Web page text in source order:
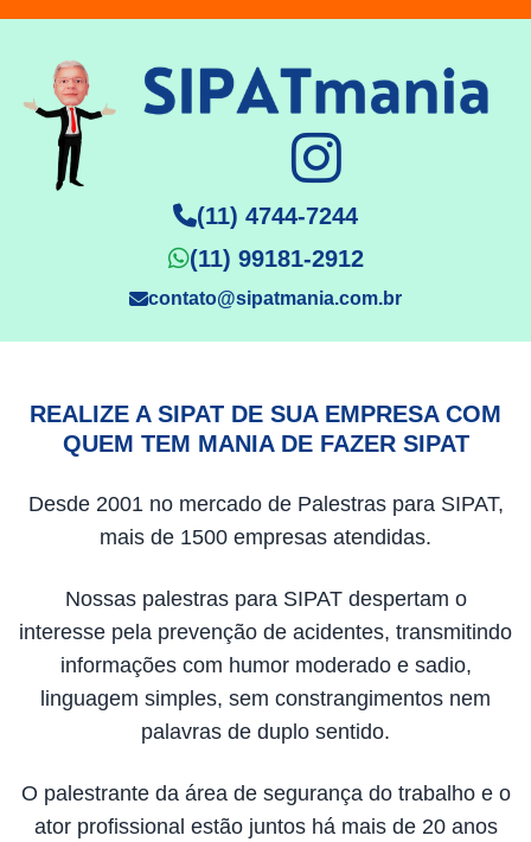
(11) 4744-7244
(11) 99181-2912
contato@sipatmania.com.br
REALIZE A SIPAT DE SUA EMPRESA COM
QUEM TEM MANIA DE FAZER SIPAT
Desde 2001 no mercado de Palestras para SIPAT,
mais de 1500 empresas atendidas.
Nossas palestras para SIPAT despertam o
interesse pela prevenção de acidentes, transmitindo
informações com humor moderado e sadio,
linguagem simples, sem constrangimentos nem
palavras de duplo sentido.
O palestrante da área de segurança do trabalho e o
ator profissional estão juntos há mais de 20 anos